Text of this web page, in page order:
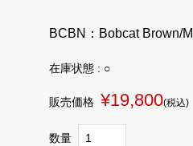
BCBN：Bobcat Brown/M
在庫状態 : ○
販売価格 ¥19,800(税込)
数量